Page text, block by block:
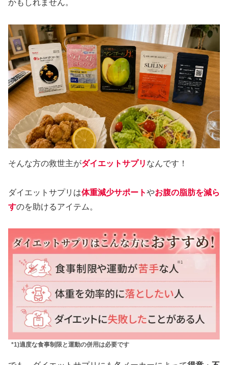
かもしれません。
そんな方の救世主がダイエットサプリ なんです！
ダイエットサプリは体重減少サポートやお腹の脂肪を減ら
すのを助けるアイテム。
*1)適度な食事制限と運動の併用は必要です